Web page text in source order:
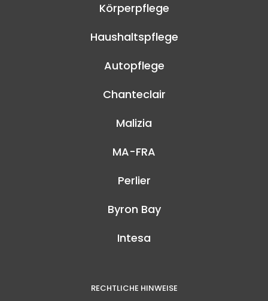
Körperpflege
Haushaltspflege
Autopflege
Chanteclair
Malizia
MA-FRA
Perlier
Byron Bay
Intesa
RECHTLICHE HINWEISE